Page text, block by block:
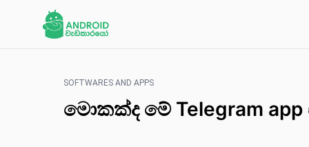
SOFTWARES AND APPS
මොකක්ද මේ Telegram